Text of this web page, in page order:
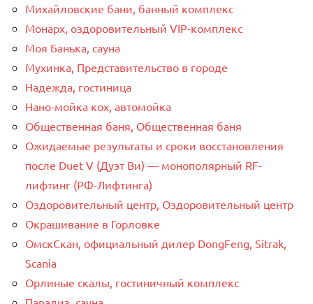
Михайловские бани, банный комплекс
Монарх, оздоровительный VIP-комплекс
Моя Банька, сауна
Мухинка, Представительство в городе
Надежда, гостиница
Нано-мойка кох, автомойка
Общественная баня, Общественная баня
Ожидаемые результаты и сроки восстановления
после Duet V (Дуэт Ви) — монополярный RF-
лифтинг (РФ-Лифтинга)
Оздоровительный центр, Оздоровительный центр
Окрашивание в Горловке
ОмскСкан, официальный дилер DongFeng, Sitrak,
Scania
Орлиные скалы, гостиничный комплекс